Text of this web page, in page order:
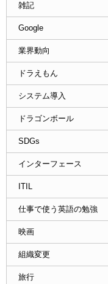
雑記
Google
業界動向
ドラえもん
システム導入
ドラゴンボール
SDGs
インターフェース
ITIL
仕事で使う英語の勉強
映画
組織変更
旅行